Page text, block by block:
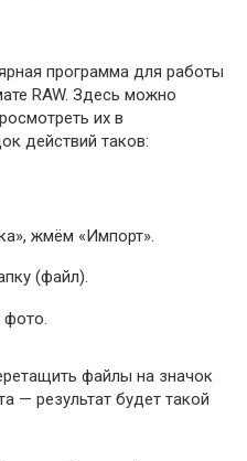
программа для работы
RAW. Здесь можно
их в
действий таков:
жмём «Импорт».
(файл).
фото.
файлы на значок
— результат будет такой